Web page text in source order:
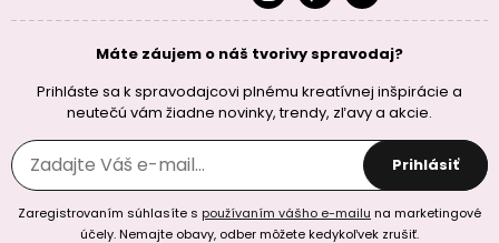
Máte záujem o náš tvorivy spravodaj?
Prihláste sa k spravodajcovi plnému kreatívnej inšpirácie a
neutečú vám žiadne novinky, trendy, zľavy a akcie.
Prihlásiť
Zaregistrovaním súhlasíte s používaním vášho e-mailu na marketingové
účely. Nemajte obavy, odber môžete kedykoľvek zrušiť.